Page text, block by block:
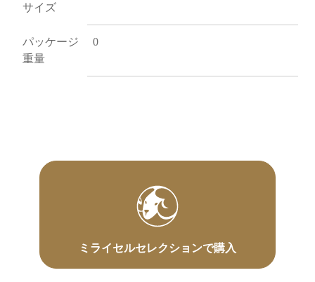
サイズ
パッケージ
重量
0
ミライセルセレクションで購入